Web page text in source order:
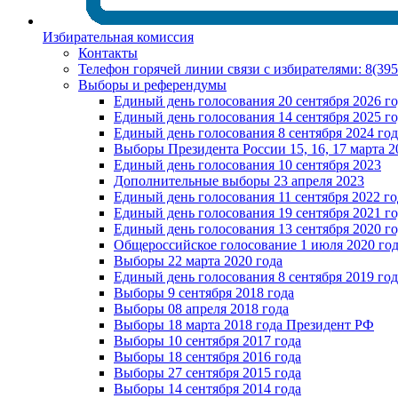
Избирательная комиссия
Контакты
Телефон горячей линии связи с избирателями:
Выборы и референдумы
Единый день голосования 20 сентября 2026
Единый день голосования 14 сентября 2025
Единый день голосования 8 сентября 2024
Выборы Президента России 15, 16, 17 марта
Единый день голосования 10 сентября 2023
Дополнительные выборы 23 апреля 2023
Единый день голосования 11 сентября 2022
Единый день голосования 19 сентября 2021
Единый день голосования 13 сентября 2020
Общероссийское голосование 1 июля 2020
Выборы 22 марта 2020 года
Единый день голосования 8 сентября 2019
Выборы 9 сентября 2018 года
Выборы 08 апреля 2018 года
Выборы 18 марта 2018 года Президент РФ
Выборы 10 сентября 2017 года
Выборы 18 сентября 2016 года
Выборы 27 сентября 2015 года
Выборы 14 сентября 2014 года